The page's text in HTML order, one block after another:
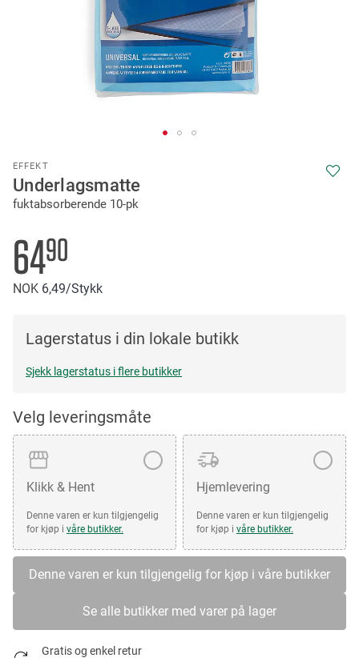
EFFEKT
Underlagsmatte
fuktabsorberende 10-pk
6490
NOK 649/Stykk
Lagerstatus i din lokale butikk
Sjekk lagerstatus i flere butikker
Velg leveringsmåte
Klikk & Hent
Denne varen er kun tilgjengelig
for kjøp i våre butikker.
Hjemlevering
Denne varen er kun tilgjengelig
for kjøp i våre butikker.
Denne varen er kun tilgjengelig for kjøp i våre butikker
Se alle butikker med varer på lager
Gratis og enkel retur
to
the
beginning
the
images
gallery